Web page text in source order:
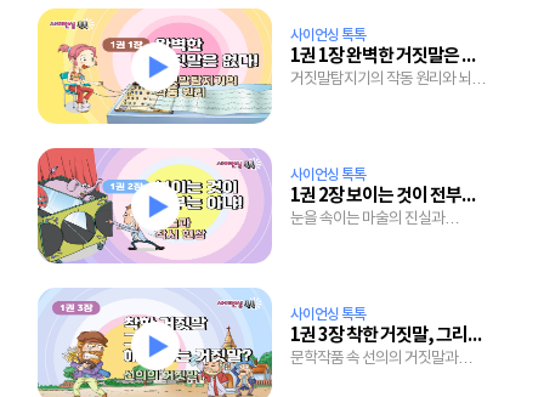
사이언싱 톡톡
1권 1장 완벽한 거짓말은 없다!
거짓말탐지기의 작동 원리와 뇌도
사이언싱 톡톡
1권 2장 보이는 것이 전부는 아냐!
눈을 속이는 마술의 진실과
사이언싱 톡톡
1권 3장 착한 거짓말, 그리고 해도 되는 거짓말
문학작품 속 선의의 거짓말과